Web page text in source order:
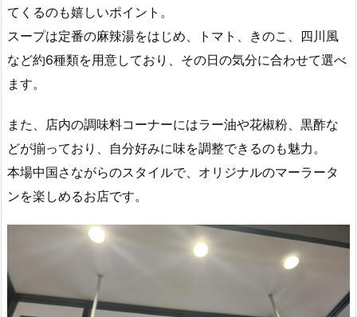
てくるのも嬉しいポイント。
スープは定番の麻辣湯をはじめ、トマト、きのこ、四川風
など約6種類を用意しており、その日の気分に合わせて選べ
ます。
また、店内の調味料コーナーにはラー油や花椒粉、黒酢な
どが揃っており、自分好みに味を調整できるのも魅力。
本場中国さながらのスタイルで、オリジナルのマーラータ
ンを楽しめるお店です。